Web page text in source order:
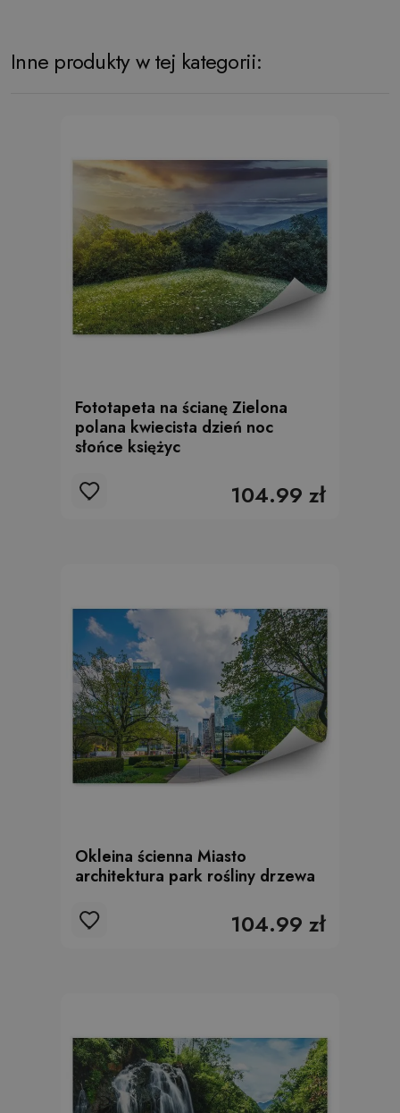
Inne produkty w tej kategorii:
Fototapeta na ścianę Zielona
polana kwiecista dzień noc
słońce księżyc
104.99 zł
Okleina ścienna Miasto
architektura park rośliny drzewa
104.99 zł